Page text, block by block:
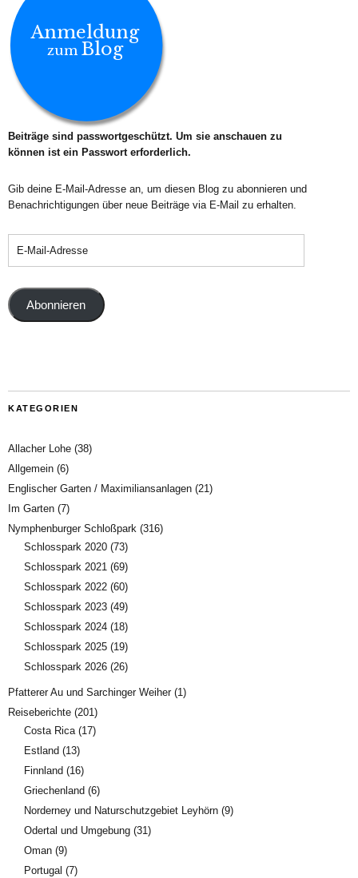
Anmeldung
zum Blog
Beiträge sind passwortgeschützt. Um sie anschauen zu
können ist ein Passwort erforderlich.
Gib deine E-Mail-Adresse an, um diesen Blog zu abonnieren und
Benachrichtigungen über neue Beiträge via E-Mail zu erhalten.
Abonnieren
KATEGORIEN
Allacher Lohe (38)
Allgemein (6)
Englischer Garten / Maximiliansanlagen (21)
Im Garten (7)
Nymphenburger Schloßpark (316)
Schlosspark 2020 (73)
Schlosspark 2021 (69)
Schlosspark 2022 (60)
Schlosspark 2023 (49)
Schlosspark 2024 (18)
Schlosspark 2025 (19)
Schlosspark 2026 (26)
Pfatterer Au und Sarchinger Weiher(1)
Reiseberichte (201)
Costa Rica(17)
Estland (13)
Finnland (16)
Griechenland (6)
Norderney und Naturschutzgebiet Leyhörn (9)
Odertal und Umgebung (31)
Oman (9)
Portugal (7)